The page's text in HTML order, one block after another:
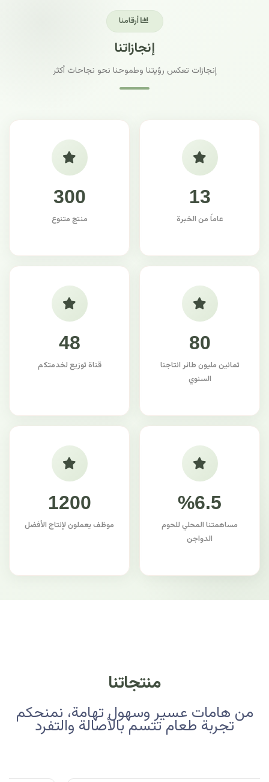
أرقامنا
إنجازاتنا
إنجازات تعكس رؤيتنا وطموحنا نحو نجاحات أكثر
13
عاماً من الخبرة
300
منتج متنوع
80
ثمانين مليون طائر انتاجنا
السنوي
48
قناة توزيع لخدمتكم
%6.5
مساهمتنا المحلي للحوم
الدواجن
1200
موظف يعملون لإنتاج الأفضل
منتجاتنا
من هامات عسير وسهول تهامة، نمنحكم
تجربة طعام تتسم بالأصالة والتفرد